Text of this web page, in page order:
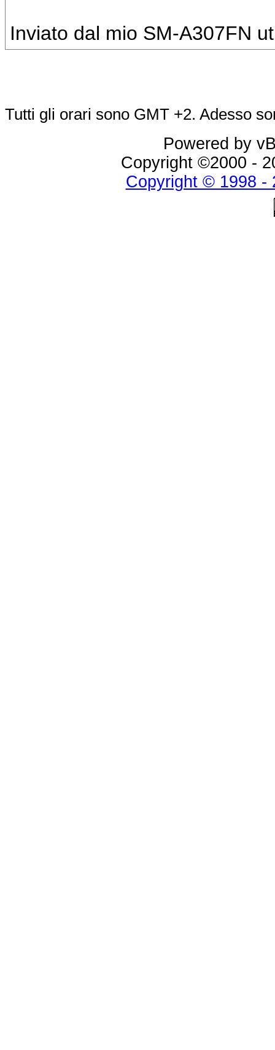
Inviato dal mio SM-A307FN
Tutti gli orari sono GMT +2. Adesso
Powered by
Copyright ©2000 -
Copyright © 1998 -